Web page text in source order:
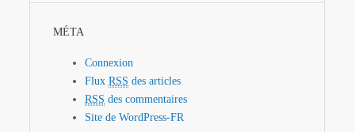
MÉTA
Connexion
FluxRSS des articles
RSS des commentaires
Site de WordPress-FR